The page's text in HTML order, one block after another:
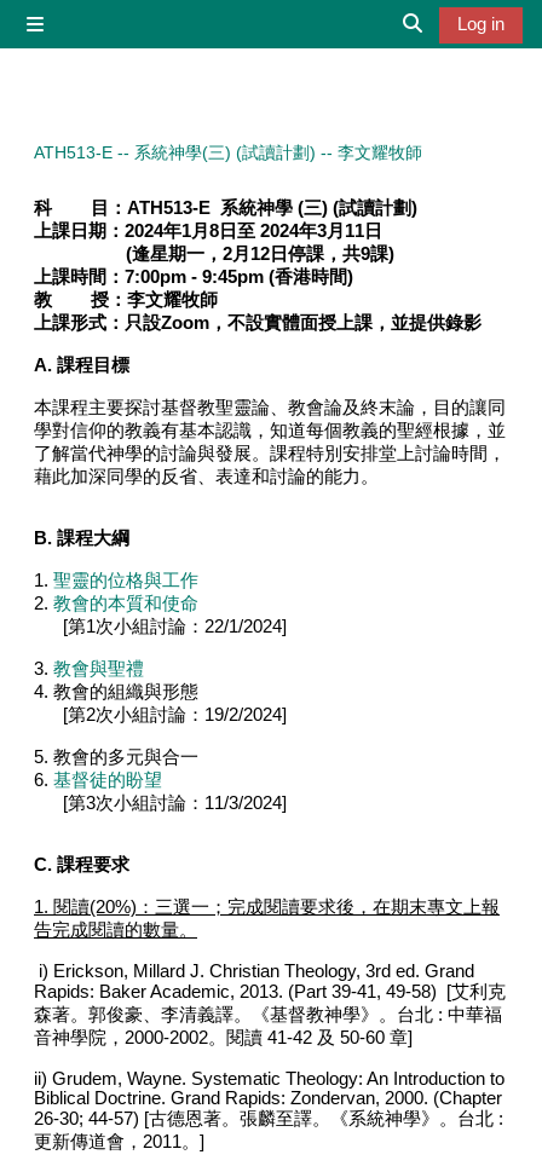
Log in
ATH513-E -- 系統神學(三) (試讀計劃) -- 李文耀牧師
科 目：ATH513-E 系統神學 (三) (試讀計劃)
上課日期： 2024年1月8日至 2024年3月11日
(逢星期一，2月12日停課，共9課)
上課時間：7:00pm - 9:45pm (香港時間)
教 授：李文耀牧師
上課形式： 只設Zoom，不設實體面授上課，並提供錄影
A. 課程目標
本課程主要探討基督教聖靈論、教會論及終末論，目的讓同
學對信仰的教義有基本認識，知道每個教義的聖經根據，並
了解當代神學的討論與發展。課程特別安排堂上討論時間，
藉此加深同學的反省、表達和討論的能力。
B. 課程大綱
1. 聖靈的位格與工作
2. 教會的本質和使命
[第1次小組討論：22/1/2024]
3. 教會與聖禮
4. 教會的組織與形態
[第2次小組討論：19/2/2024]
5. 教會的多元與合一
6. 基督徒的盼望
[第3次小組討論：11/3/2024]
C. 課程要求
1. 閱讀(20%)：三選一；完成閱讀要求後，在期末專文上報
告完成閱讀的數量。
i) Erickson, Millard J. Christian Theology, 3rd ed. Grand
Rapids: Baker Academic, 2013. (Part 39-41, 49-58) [艾利克
森著。郭俊豪、李清義譯。《基督教神學》。台北 : 中華福
音神學院，2000-2002。閱讀 41-42 及 50-60 章]
ii) Grudem, Wayne. Systematic Theology: An Introduction to
Biblical Doctrine. Grand Rapids: Zondervan, 2000. (Chapter
26-30; 44-57) [古德恩著。張麟至譯。《系統神學》。台北 :
更新傳道會，2011。]